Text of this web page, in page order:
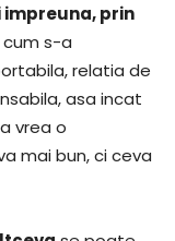
prin
cum s-a
relatia de
asa incat
vrea o
mai bun, ci ceva